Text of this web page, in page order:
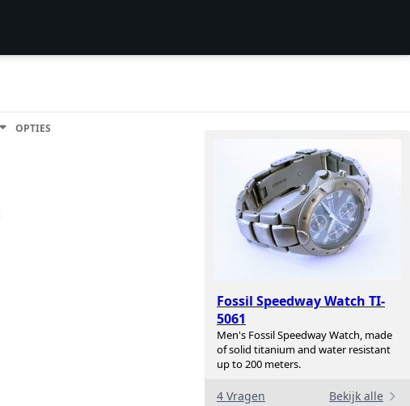
Fossil Speedway Watch TI-
5061
Men's Fossil Speedway Watch, made
of solid titanium and water resistant
up to 200 meters.
4 Vragen Bekijk alle
OPTIES